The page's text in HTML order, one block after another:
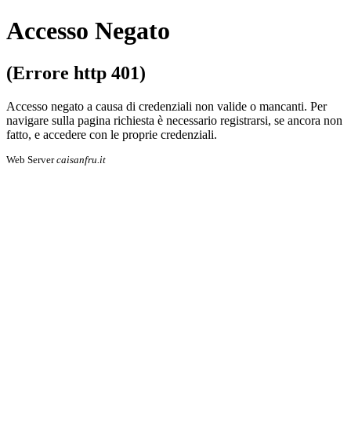
Accesso Negato
(Errore http 401)
Accesso negato a causa di credenziali non valide o mancanti. Per
navigare sulla pa­gi­na richiesta è necessario registrarsi, se an­co­ra non
fatto, e accedere con le proprie cre­den­zia­li.
Web Servercaisanfru.it